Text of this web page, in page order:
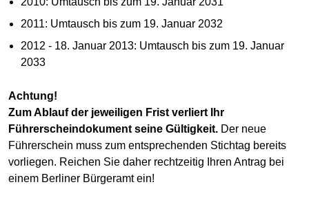
2011: Umtausch bis zum 19. Januar 2032
2012 - 18. Januar 2013: Umtausch bis zum 19. Januar
2033
Achtung!
Zum Ablauf der jeweiligen Frist verliert Ihr
Führerscheindokument seine Gültigkeit. Der neue
Führerschein muss zum entsprechenden Stichtag bereits
vorliegen. Reichen Sie daher rechtzeitig Ihren Antrag bei
einem Berliner Bürgeramt ein!